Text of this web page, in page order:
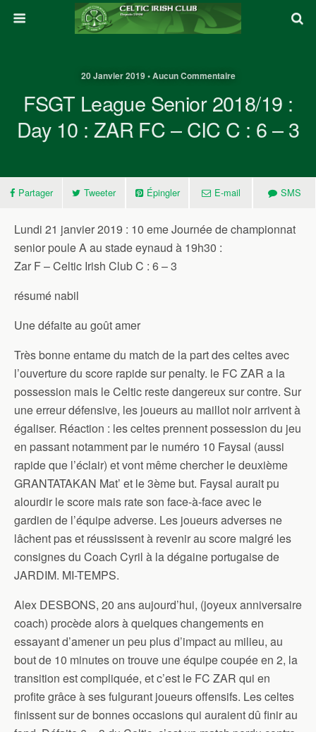
20 Janvier 2019 • Aucun Commentaire
FSGT League Senior 2018/19 :
Day 10 : ZAR FC – CIC C : 6 – 3
Partager Tweeter Épingler E-mail SMS
Lundi 21 janvier 2019 : 10 eme Journée de championnat
senior poule A au stade eynaud à 19h30 :
Zar F – Celtic Irish Club C : 6 – 3
résumé nabil
Une défaite au goût amer
Très bonne entame du match de la part des celtes avec
l’ouverture du score rapide sur penalty. le FC ZAR a la
possession mais le Celtic reste dangereux sur contre. Sur
une erreur défensive, les joueurs au maillot noir arrivent à
égaliser. Réaction : les celtes prennent possession du jeu
en passant notamment par le numéro 10 Faysal (aussi
rapide que l’éclair) et vont même chercher le deuxième
GRANTATAKAN Mat’ et le 3ème but. Faysal aurait pu
alourdir le score mais rate son face-à-face avec le
gardien de l’équipe adverse. Les joueurs adverses ne
lâchent pas et réussissent à revenir au score malgré les
consignes du Coach Cyril à la dégaine portugaise de
JARDIM. MI-TEMPS.
Alex DESBONS, 20 ans aujourd’hui, (joyeux anniversaire
coach) procède alors à quelques changements en
essayant d’amener un peu plus d’impact au milieu, au
bout de 10 minutes on trouve une équipe coupée en 2, la
transition est compliquée, et c’est le FC ZAR qui en
profite grâce à ses fulgurant joueurs offensifs. Les celtes
finissent sur de bonnes occasions qui auraient dû finir au